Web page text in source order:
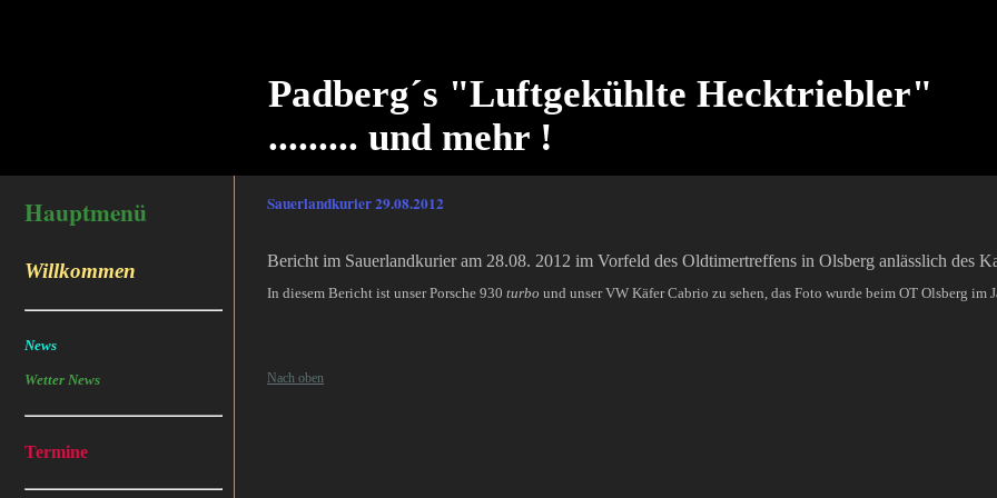
Padberg´s "Luftgekühlte Hecktriebler"
......... und mehr !
Hauptmenü
Willkommen
News
Wetter News
Termine
Sauerlandkurier 29.08.2012
Bericht im Sauerlandkurier am 28.08. 2012 im Vorfeld des Oldtimertreffens in Olsberg anlässlich des
In diesem Bericht ist unser Porsche 930 turbo und unser VW Käfer Cabrio zu sehen, das Foto wurde beim OT Olsberg im
Nach oben